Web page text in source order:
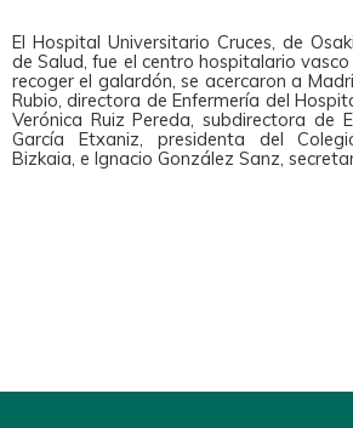
El Hospital Universitario Cruces, de
de Salud, fue el centro hospitalario
recoger el galardón, se acercaron a
Rubio, directora de Enfermería del
Verónica Ruiz Pereda, subdirectora de
García Etxaniz, presidenta del
Bizkaia, e Ignacio González Sanz,